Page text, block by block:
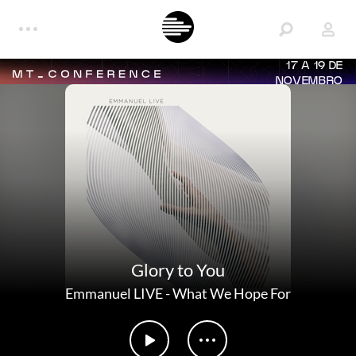
17 A 19 DE
NOVEMBRO
Glory to You
Emmanuel LIVE-What We Hope For